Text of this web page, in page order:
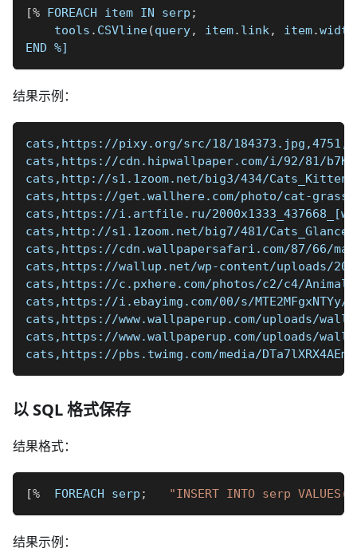
[% FOREACH item IN serp ;
    tools
. CSVline(query, item. link, item.width
END %]
结果示例：
cats,https://pixy.org/src/18/
cats,https://cdn.hipwallpaper.com/i/92/81/
cats,http://s1.1zoom.net/big3/434/
cats,https://get.wallhere.com/photo/cat-grass-
cats,https://i.artfile.ru/
cats,http://s1.1zoom.net/big7/481/
cats,https://cdn.wallpapersafari.com/87/66/
cats,https://wallup.net/wp-content/uploads/
cats,https://c.pxhere.com/photos/c2/c4/
cats,https://i.ebayimg.com/00/s/
cats,https://www.wallpaperup.com/uploads/
cats,https://www.wallpaperup.com/uploads/
cats,https://pbs.twimg.com/media/
以 SQL 格式保存
结果格式：
[%
  FOREACH serp
; "INSERT INTO serp
结果示例：